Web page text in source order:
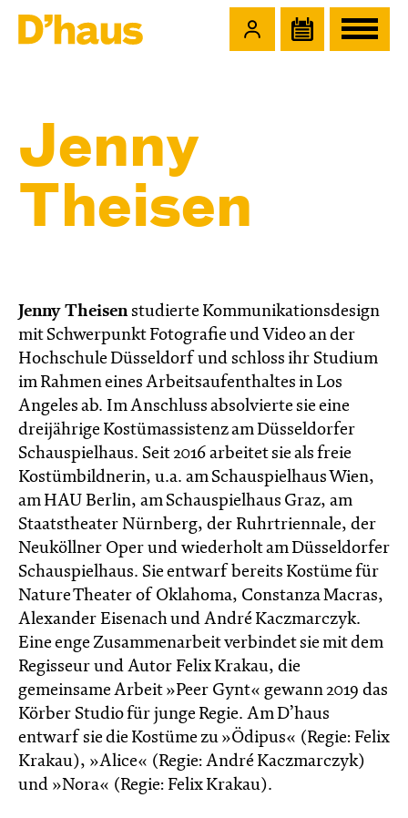
Jenny
Theisen
Jenny Theisen studierte Kommunikationsdesign
mit Schwerpunkt Fotografie und Video an der
Hochschule Düsseldorf und schloss ihr Studium
im Rahmen eines Arbeitsaufenthaltes in Los
Angeles ab. Im Anschluss absolvierte sie eine
dreijährige Kostümassistenz am Düsseldorfer
Schauspielhaus. Seit 2016 arbeitet sie als freie
Kostümbildnerin, u.a. am Schauspielhaus Wien,
am HAU Berlin, am Schauspielhaus Graz, am
Staatstheater Nürnberg, der Ruhrtriennale, der
Neuköllner Oper und wiederholt am Düsseldorfer
Schauspielhaus. Sie entwarf bereits Kostüme für
Nature Theater of Oklahoma, Constanza Macras,
Alexander Eisenach und André Kaczmarczyk.
Eine enge Zusammenarbeit verbindet sie mit dem
Regisseur und Autor Felix Krakau, die
gemeinsame Arbeit »Peer Gynt« gewann 2019 das
Körber Studio für junge Regie. Am D’haus
entwarf sie die Kostüme zu »Ödipus« (Regie: Felix
Krakau), »Alice« (Regie: André Kaczmarczyk)
und »Nora« (Regie: Felix Krakau).